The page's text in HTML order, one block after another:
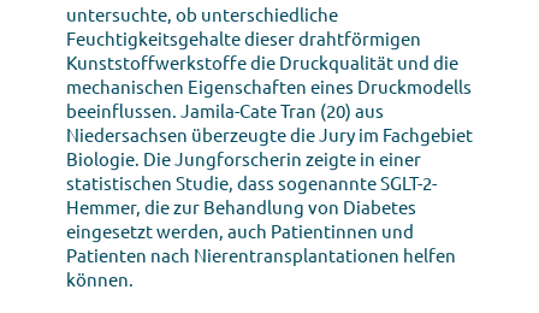
untersuchte, ob unterschiedliche
Feuchtigkeitsgehalte dieser drahtförmigen
Kunststoffwerkstoffe die Druckqualität und die
mechanischen Eigenschaften eines Druckmodells
beeinflussen. Jamila-Cate Tran (20) aus
Niedersachsen überzeugte die Jury im Fachgebiet
Biologie. Die Jungforscherin zeigte in einer
statistischen Studie, dass sogenannte SGLT-2-
Hemmer, die zur Behandlung von Diabetes
eingesetzt werden, auch Patientinnen und
Patienten nach Nierentransplantationen helfen
können.